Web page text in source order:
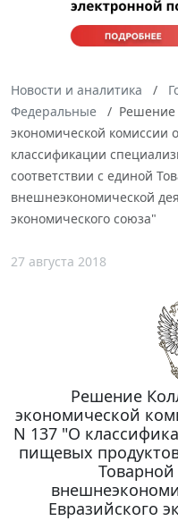
Новости и аналитика
Федеральные
Решение
экономической комиссии
классификации
соответствии с единой
внешнеэкономической
экономического союза"
27 августа 2018
Решение
экономической
N 137 "О
пищевых
Евразийского